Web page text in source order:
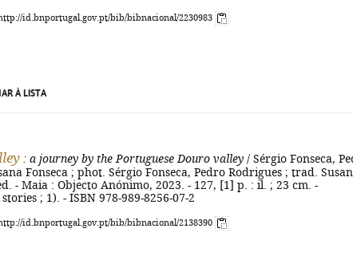
id.bnportugal.gov.pt/bib/bibnacional/2230983
À LISTA
: a journey by the Portuguese Douro valley / Sérgio Fonseca,
Fonseca ; phot. Sérgio Fonseca, Pedro Rodrigues ; trad.
- Maia : Objecto Anónimo, 2023. - 127, [1] p. : il. ; 23 cm. -
; 1). - ISBN 978-989-8256-07-2
id.bnportugal.gov.pt/bib/bibnacional/2138390